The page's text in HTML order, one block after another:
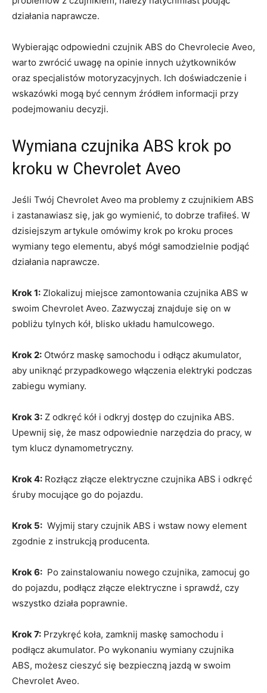
działania naprawcze.
Wybierając odpowiedni‍ czujnik ABS do Chevrolecie Aveo,
warto zwrócić uwagę na opinie ​innych użytkowników
oraz⁤ specjalistów motoryzacyjnych. ‌Ich doświadczenie i‌
wskazówki mogą być cennym ⁤źródłem informacji‍ przy
podejmowaniu decyzji.
Wymiana czujnika⁤ ABS⁤ krok po​
kroku w Chevrolet Aveo
Jeśli Twój Chevrolet⁢ Aveo ma problemy⁤ z ‌czujnikiem ABS
i zastanawiasz⁢ się, jak go wymienić, to dobrze trafiłeś. W
dzisiejszym artykule omówimy krok po kroku proces
wymiany tego elementu, abyś mógł samodzielnie podjąć
działania naprawcze.
Krok 1: Zlokalizuj miejsce zamontowania czujnika ABS w
swoim ⁢Chevrolet Aveo. Zazwyczaj ​znajduje ⁢się on ‌w
pobliżu tylnych kół, blisko układu hamulcowego.
Krok 2: Otwórz maskę samochodu i odłącz akumulator,
aby uniknąć‌ przypadkowego włączenia elektryki podczas
zabiegu wymiany.
Krok 3: Z odkręć kół i odkryj dostęp do czujnika ABS.
Upewnij ‌się, że masz odpowiednie ⁤narzędzia do pracy, w
tym klucz dynamometryczny.
Krok⁤ 4: Rozłącz złącze elektryczne czujnika ‌ABS ⁣i odkręć​
śruby mocujące ⁤go do pojazdu.
Krok 5: ⁢ Wyjmij‍ stary ​czujnik ⁣ABS i wstaw nowy element
zgodnie z instrukcją producenta.
Krok 6: ‌ Po zainstalowaniu nowego czujnika, zamocuj go
do pojazdu, podłącz złącze elektryczne i sprawdź, czy
wszystko​ działa poprawnie.
Krok⁣ 7: Przykręć koła, zamknij maskę samochodu i
⁣podłącz akumulator. ⁤Po wykonaniu ⁤wymiany czujnika
ABS, możesz cieszyć się bezpieczną jazdą w swoim
Chevrolet Aveo.